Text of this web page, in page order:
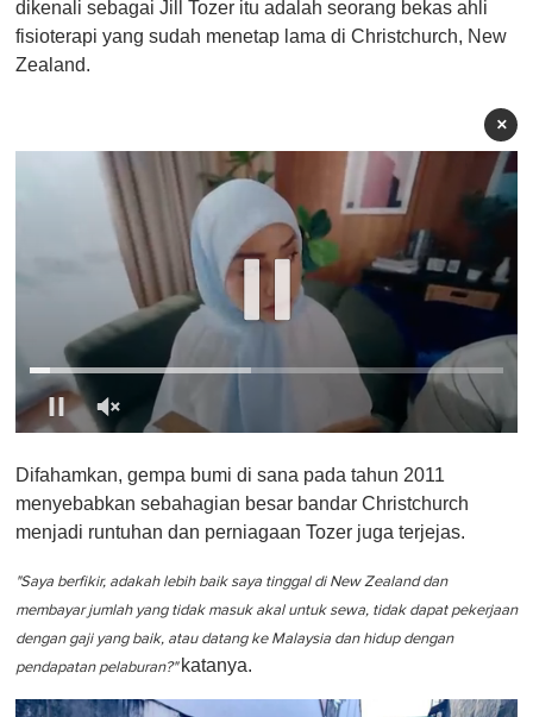
dikenali sebagai Jill Tozer itu adalah seorang bekas ahli
fisioterapi yang sudah menetap lama di Christchurch, New
Zealand.
×
f
1
i
u
e
0
Difahamkan, gempa bumi di sana pada tahun 2011
menyebabkan sebahagian besar bandar Christchurch
menjadi runtuhan dan perniagaan Tozer juga terjejas.
"Saya berfikir, adakah lebih baik saya tinggal di New Zealand dan
membayar jumlah yang tidak masuk akal untuk sewa, tidak dapat pekerjaan
dengan gaji yang baik, atau datang ke Malaysia dan hidup dengan
pendapatan pelaburan?" katanya.